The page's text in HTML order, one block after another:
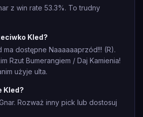
z win rate 53.3%. To trudny
Kled?
dostępne Naaaaaaprzód!!! (R).
Rzut Bumerangiem / Daj Kamienia!
użyje ulta.
Kled?
Rozważ inny pick lub dostosuj